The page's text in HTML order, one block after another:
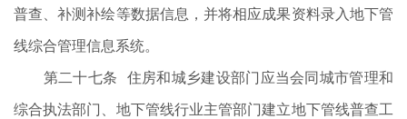
普查、补测补绘等数据信息，并将相应成果资料录入地下管
线综合管理信息系统。
第二十七条 住房和城乡建设部门应当会同城市管理和
综合执法部门、地下管线行业主管部门建立地下管线普查工